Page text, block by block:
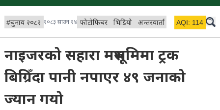
#चुनाव २०८२ २०८३ साउन २४ फोटोफिचर भिडियो अन्तरवार्ता विचार/ब्लग
AQI: 114
नाइजरको सहारा मरुभूमिमा ट्रक
बिग्रिँदा पानी नपाएर ४९ जनाको
ज्यान गयो